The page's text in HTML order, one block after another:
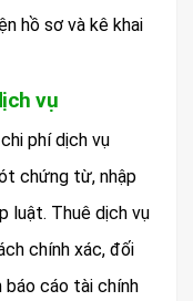
hồ sơ và kê khai
vụ
phí dịch vụ
chứng từ, nhập
luật. Thuê dịch vụ
chính xác, đối
báo cáo tài chính